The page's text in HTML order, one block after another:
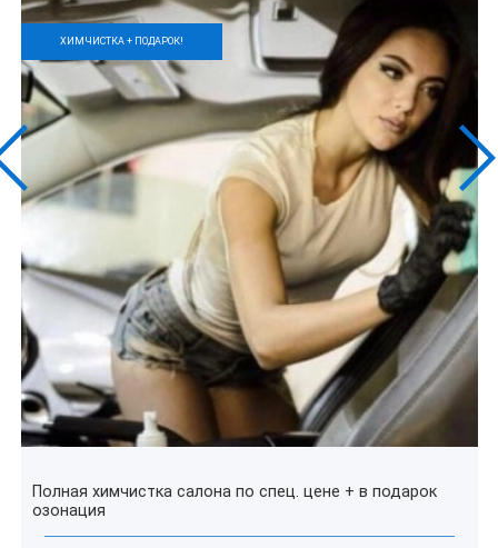
ХИМЧИСТКА + ПОДАРОК!
Полная химчистка салона по спец. цене + в подарок
озонация